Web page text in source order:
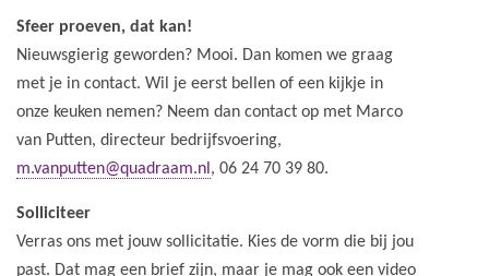
Sfeer proeven, dat kan!
Nieuwsgierig geworden? Mooi. Dan komen we graag
met je in contact. Wil je eerst bellen of een kijkje in
onze keuken nemen? Neem dan contact op met Marco
van Putten, directeur bedrijfsvoering,
m.vanputten@quadraam.nl , 06 24 70 39 80.
Solliciteer
Verras ons met jouw sollicitatie. Kies de vorm die bij jou
past. Dat mag een brief zijn, maar je mag ook een video